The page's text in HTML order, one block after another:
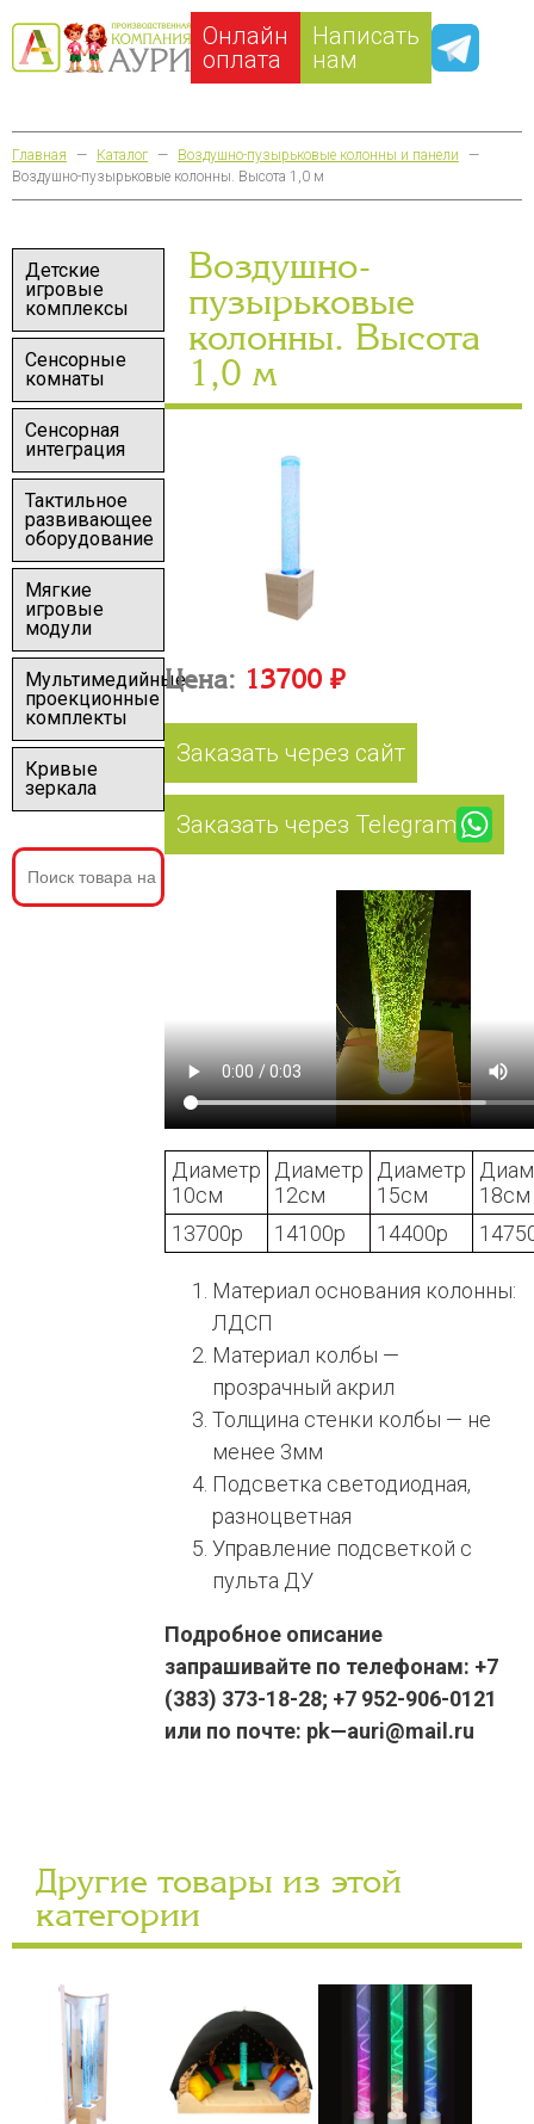
Онлайн
оплата
Написать
нам
Главная — Каталог — Воздушно-пузырьковые колонны и панели
—
Воздушно-пузырьковые колонны. Высота 1,0 м
Детские
игровые
комплексы
Сенсорные
комнаты
Сенсорная
интеграция
Тактильное
развивающее
оборудование
Мягкие
игровые
модули
Мультимедийные
проекционные
комплекты
Кривые
зеркала
Воздушно-
пузырьковые
колонны. Высота
1,0 м
Цена: 13700 ₽
Заказать через сайт
Заказать через Telegram
Диаметр
10см
Диаметр
12см
Диаметр
15см
18см
13700р
14100р 14400р
Материал основания колонны:
ЛДСП
Материал колбы —
прозрачный акрил
Толщина стенки колбы — не
менее 3мм
Подсветка светодиодная,
разноцветная
Управление подсветкой с
пульта ДУ
Подробное описание
запрашивайте по телефонам: +7
(383) 373-18-28; +7 952-906-0121
или по почте: pk—auri@mail.ru
Другие товары из этой
категории